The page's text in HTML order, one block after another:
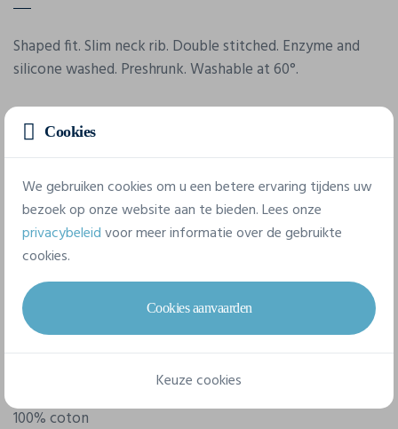
Shaped fit. Slim neck rib. Double stitched. Enzyme and
silicone washed. Preshrunk. Washable at 60°.
Eigenschappen
Merk
Tee Jays
Referentie
530
Gram/m²
220 g/m²
100% coton
Cookies
We gebruiken cookies om u een betere ervaring tijdens uw
bezoek op onze website aan te bieden. Lees onze
privacybeleidvoor meer informatie over de gebruikte
cookies.
Cookies aanvaarden
Keuze cookies